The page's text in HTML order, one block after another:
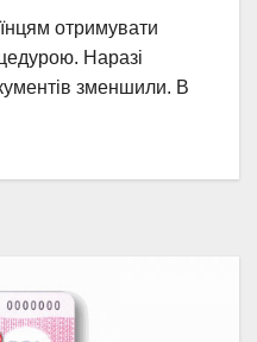
отримувати
Наразі
зменшили. В